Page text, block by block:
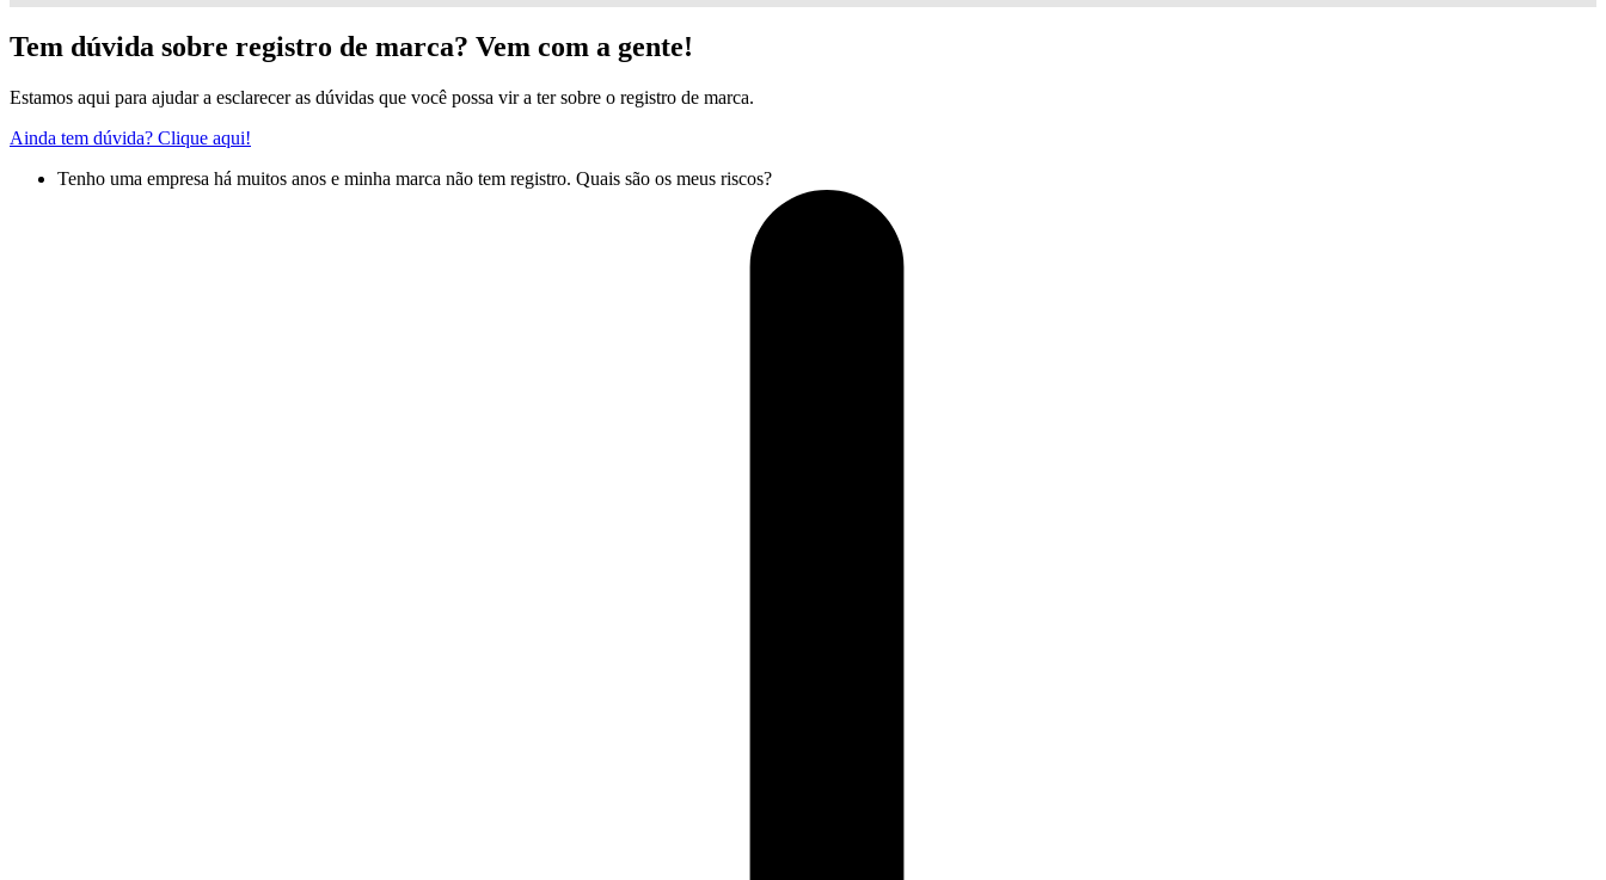
Tem dúvida sobre registro de marca? Vem com a gente!
Estamos aqui para ajudar a esclarecer as dúvidas que você possa vir a ter sobre o registro de marca.
Ainda tem dúvida? Clique aqui!
Tenho uma empresa há muitos anos e minha marca não tem registro. Quais são os meus riscos?